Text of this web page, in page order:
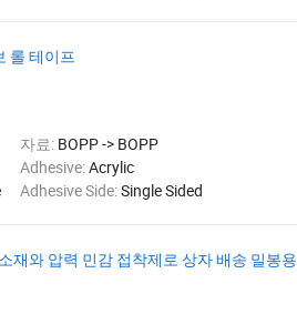
롤 테이프
자료: BOPP -> BOPP
Adhesive:Acrylic
Adhesive Side:Single Sided
재와 압력 민감 접착제로 상자 배송 밀봉용